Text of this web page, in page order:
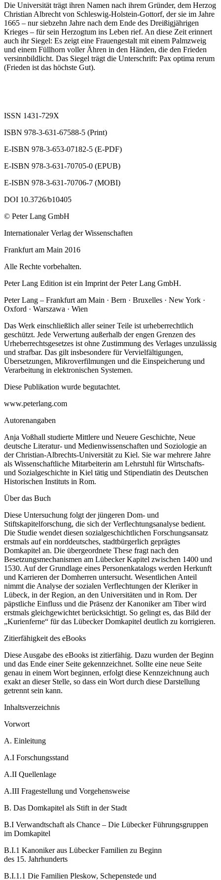
Die Universität trägt ihren Namen nach ihrem Gründer, dem Herzog
Christian Albrecht von Schleswig-Holstein-Gottorf, der sie im Jahre
1665 – nur siebzehn Jahre nach dem Ende des Dreißigjährigen
Krieges – für sein Herzogtum ins Leben rief. An diese Zeit erinnert
auch ihr Siegel: Es zeigt eine Frauengestalt mit einem Palmzweig
und einem Füllhorn voller Ähren in den Händen, die den Frieden
versinnbildlicht. Das Siegel trägt die Unterschrift: Pax optima rerum
(Frieden ist das höchste Gut).
ISSN 1431-729X
ISBN 978-3-631-67588-5 (Print)
E-ISBN 978-3-653-07182-5 (E-PDF)
E-ISBN 978-3-631-70705-0 (EPUB)
E-ISBN 978-3-631-70706-7 (MOBI)
DOI 10.3726/b10405
© Peter Lang GmbH
Internationaler Verlag der Wissenschaften
Frankfurt am Main 2016
Alle Rechte vorbehalten.
Peter Lang Edition ist ein Imprint der Peter Lang GmbH.
Peter Lang – Frankfurt am Main · Bern · Bruxelles · New York ·
Oxford · Warszawa · Wien
Das Werk einschließlich aller seiner Teile ist urheberrechtlich
geschützt. Jede Verwertung außerhalb der engen Grenzen des
Urheberrechtsgesetzes ist ohne Zustimmung des Verlages unzulässig
und strafbar. Das gilt insbesondere für Vervielfältigungen,
Übersetzungen, Mikroverfilmungen und die Einspeicherung und
Verarbeitung in elektronischen Systemen.
Diese Publikation wurde begutachtet.
www.peterlang.com
Autorenangaben
Anja Voßhall studierte Mittlere und Neuere Geschichte, Neue
deutsche Literatur- und Medienwissenschaften und Soziologie an
der Christian-Albrechts-Universität zu Kiel. Sie war mehrere Jahre
als Wissenschaftliche Mitarbeiterin am Lehrstuhl für Wirtschafts-
und Sozialgeschichte in Kiel tätig und Stipendiatin des Deutschen
Historischen Instituts in Rom.
Über das Buch
Diese Untersuchung folgt der jüngeren Dom- und
Stiftskapitelforschung, die sich der Verflechtungsanalyse bedient.
Die Studie wendet diesen sozialgeschichtlichen Forschungsansatz
erstmals auf ein norddeutsches, stadtbürgerlich geprägtes
Domkapitel an. Die übergeordnete These fragt nach den
Besetzungsmechanismen am Lübecker Kapitel zwischen 1400 und
1530. Auf der Grundlage eines Personenkatalogs werden Herkunft
und Karrieren der Domherren untersucht. Wesentlichen Anteil
nimmt die Analyse der sozialen Verflechtungen der Kleriker in
Lübeck, in der Region, an den Universitäten und in Rom. Der
päpstliche Einfluss und die Präsenz der Kanoniker am Tiber wird
erstmals gleichgewichtet berücksichtigt. So gelingt es, das Bild der
„Kurienferne“ für das Lübecker Domkapitel deutlich zu korrigieren.
Zitierfähigkeit des eBooks
Diese Ausgabe des eBooks ist zitierfähig. Dazu wurden der Beginn
und das Ende einer Seite gekennzeichnet. Sollte eine neue Seite
genau in einem Wort beginnen, erfolgt diese Kennzeichnung auch
exakt an dieser Stelle, so dass ein Wort durch diese Darstellung
getrennt sein kann.
Inhaltsverzeichnis
Vorwort
A. Einleitung
A.I Forschungsstand
A.II Quellenlage
A.III Fragestellung und Vorgehensweise
B. Das Domkapitel als Stift in der Stadt
B.I Verwandtschaft als Chance – Die Lübecker Führungsgruppen
im Domkapitel
B.I.1 Kanoniker aus Lübecker Familien zu Beginn
des 15. Jahrhunderts
B.I.1.1 Die Familien Pleskow, Schepenstede und